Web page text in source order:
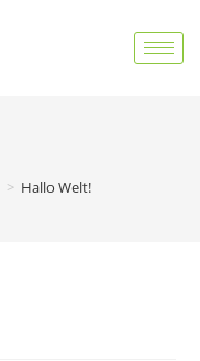
> Hallo Welt!